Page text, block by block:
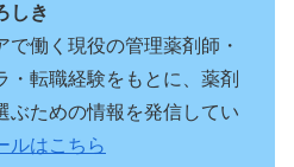
しき
働く現役の管理薬剤師・
・転職経験をもとに、薬剤
ぶための情報を発信してい
ルはこちら